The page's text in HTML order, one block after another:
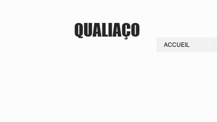
ACCUEIL
QUALIAÇO